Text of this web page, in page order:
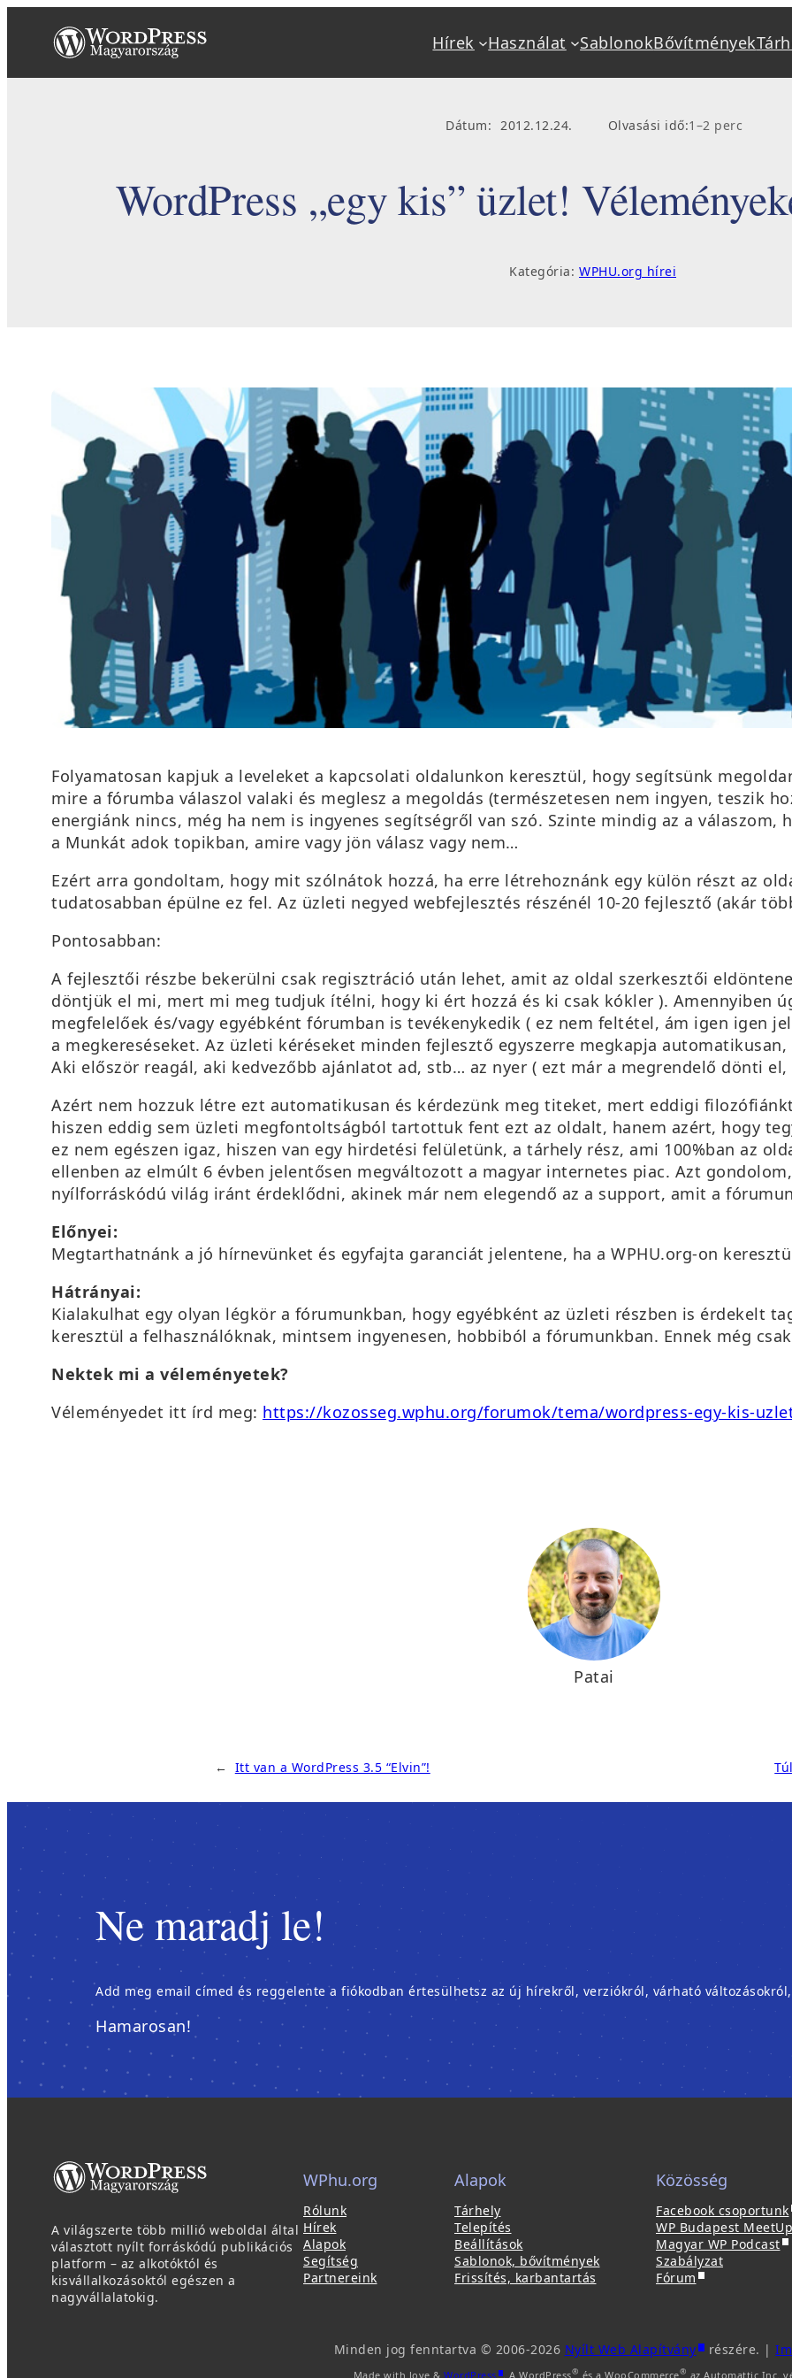
tartalomhoz
Hírek Használat
Tárhely, hosting
Sablonok, bővítmények
Frissítés,
SablonokBővítmények
Dátum: 2012.12.24. Olvasási idő:1–2 perc
WordPress „egy kis” üzlet!
Kategória: WPHU.org hírei
Folyamatosan kapjuk a leveleket a kapcsolati oldalunkon keresztül, hogy segítsünk
mire a fórumba válaszol valaki és meglesz a megoldás (természetesen nem ingyen, teszik
energiánk nincs, még ha nem is ingyenes segítségről van szó. Szinte mindig az a válaszom,
a Munkát adok topikban, amire vagy jön válasz vagy nem…
Ezért arra gondoltam, hogy mit szólnátok hozzá, ha erre létrehoznánk egy külön részt az
tudatosabban épülne ez fel. Az üzleti negyed webfejlesztés részénél 10-20 fejlesztő (akár
Pontosabban:
A fejlesztői részbe bekerülni csak regisztráció után lehet, amit az oldal szerkesztői
döntjük el mi, mert mi meg tudjuk ítélni, hogy ki ért hozzá és ki csak kókler ). Amennyiben
megfelelőek és/vagy egyébként fórumban is tevékenykedik ( ez nem feltétel, ám igen igen
a megkereséseket. Az üzleti kéréseket minden fejlesztő egyszerre megkapja
Aki először reagál, aki kedvezőbb ajánlatot ad, stb… az nyer ( ezt már a megrendelő dönti el,
Azért nem hozzuk létre ezt automatikusan és kérdezünk meg titeket, mert eddigi
hiszen eddig sem üzleti megfontoltságból tartottuk fent ezt az oldalt, hanem azért, hogy
ez nem egészen igaz, hiszen van egy hirdetési felületünk, a tárhely rész, ami 100%ban az
ellenben az elmúlt 6 évben jelentősen megváltozott a magyar internetes piac. Azt
nyílforráskódú világ iránt érdeklődni, akinek már nem elegendő az a support, amit a
Előnyei:
Megtarthatnánk a jó hírnevünket és egyfajta garanciát jelentene, ha a WPHU.org-on
Hátrányai:
Kialakulhat egy olyan légkör a fórumunkban, hogy egyébként az üzleti részben is érdekelt
keresztül a felhasználóknak, mintsem ingyenesen, hobbiból a fórumunkban. Ennek még
Nektek mi a véleményetek?
Véleményedet itt írd meg: https://kozosseg.wphu.org/forumok/tema/wordpress-egy-kis-
Patai
← Itt van a WordPress 3.5 “Elvin”!
Ne maradj le!
Add meg email címed és reggelente a fiókodban értesülhetsz az új hírekről, verziókról, várható
Hamarosan!
A világszerte több millió weboldal által
választott nyílt forráskódú publikációs
platform – az alkotóktól és
kisvállalkozásoktól egészen a
nagyvállalatokig.
WPhu.org
Rólunk
Hírek
Alapok
Segítség
Partnereink
Alapok
Tárhely
Telepítés
Beállítások
Sablonok, bővítmények
Frissítés, karbantartás
Közösség
Facebook csoportunk(
j
WP Budapest MeetUp
Magyar WP Podcast(
a
k
Szabályzat
Fórum (
b
l
Minden jog fenntartva © 2006-2026 Nyílt Web Alapítvány(
részére. |
Made with love &WordPress( . A WordPress® és a WooCommerce® az Automattic Inc.